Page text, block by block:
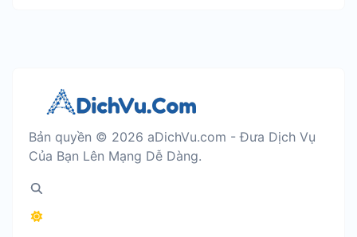
Bản quyền © 2026 aDichVu.com - Đưa Dịch Vụ
Của Bạn Lên Mạng Dễ Dàng.